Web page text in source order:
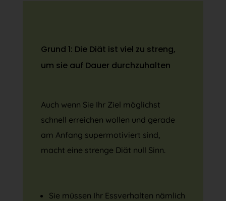
Grund 1: Die Diät ist viel zu streng,
um sie auf Dauer durchzuhalten
Auch wenn Sie Ihr Ziel möglichst
schnell erreichen wollen und gerade
am Anfang supermotiviert sind,
macht eine strenge Diät null Sinn.
Sie müssen Ihr Essverhalten nämlich